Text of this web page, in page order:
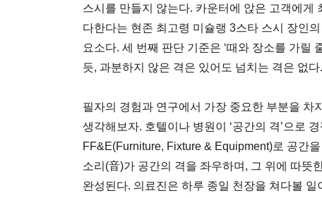
스시를 만들지 않는다. 카운터에 앉은 고객에게
다한다는 현존 최고령 미슐랭 3스타 스시 장인
요소다. 세 번째 판단 기준은 ‘때와 장소를 가릴
듯, 과분하지 않은 격은 있어도 넘치는 격은 없
필자의 경험과 연구에서 가장 중요한 부분을 차
생각해보자. 호텔이나 병원이 ‘공간의 격’으로
FF&E(Furniture, Fixture & Equipment)로 공간
소리(音)가 공간의 격을 좌우하며, 그 위에 따뜻
완성된다. 의료진은 하루 종일 천장을 쳐다볼